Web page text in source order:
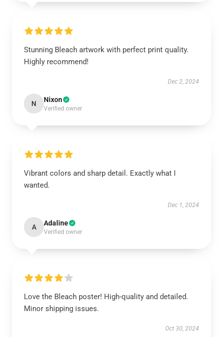
Stunning Bleach artwork with perfect print quality.
Highly recommend!
Dec 2, 2024
N Nixon
Verified owner
Vibrant colors and sharp detail. Exactly what I
wanted.
Dec 1, 2024
A Adaline
Verified owner
Love the Bleach poster! High-quality and detailed.
Minor shipping issues.
Oct 30, 2024